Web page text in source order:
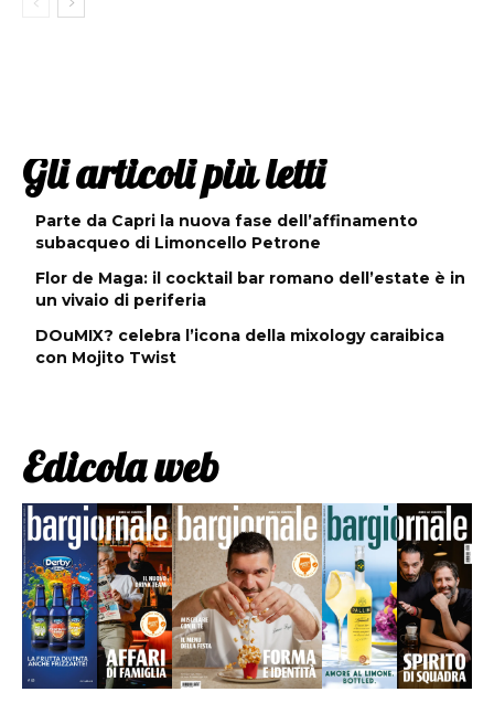
Gli articoli più letti
Parte da Capri la nuova fase dell’affinamento
subacqueo di Limoncello Petrone
Flor de Maga: il cocktail bar romano dell’estate è in
un vivaio di periferia
DOuMIX? celebra l’icona della mixology caraibica
con Mojito Twist
Edicola web